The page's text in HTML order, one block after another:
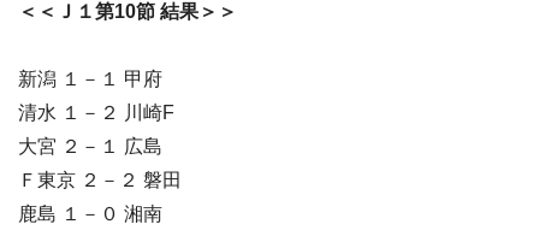
＜＜Ｊ１第10節 結果＞＞
新潟 １－１ 甲府
清水 １－２ 川崎F
大宮 ２－１ 広島
Ｆ東京 ２－２ 磐田
鹿島 １－０ 湘南